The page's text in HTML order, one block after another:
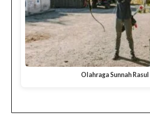
Olahraga Sunnah Rasul